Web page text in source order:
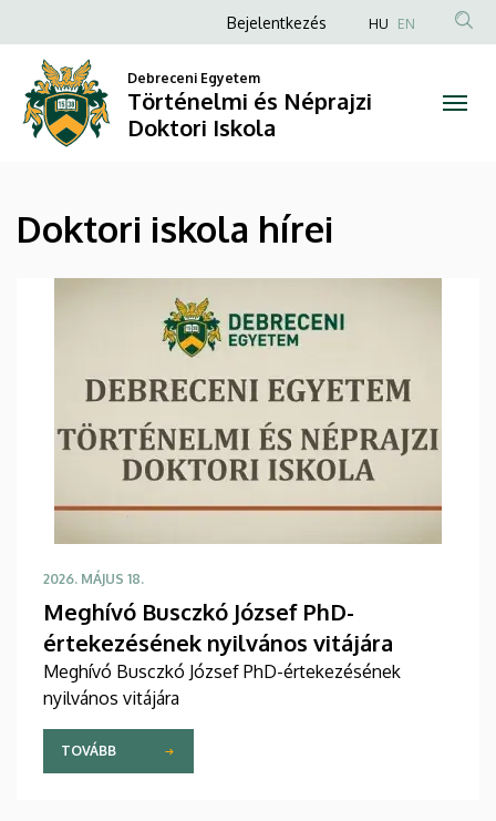
iskola
hírei
Történelmi
és
Néprajzi
Iskola
a
tartalomra
Anonim
fiók
menüje
Bejelentkezés HU EN
Debreceni Egyetem
Történelmi és Néprajzi
Doktori Iskola
Doktori iskola hírei
2026. MÁJUS 18.
Meghívó Busczkó József PhD-
értekezésének nyilvános vitájára
Meghívó Busczkó József PhD-értekezésének
nyilvános vitájára
TOVÁBB